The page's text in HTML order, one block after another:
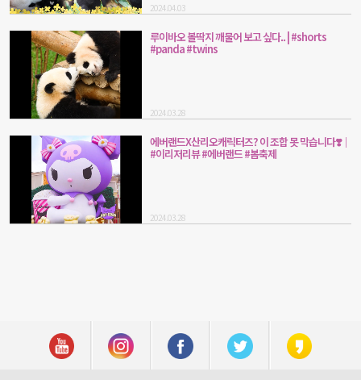
2024.04.03
루이바오 볼딱지 깨물어 보고 싶다.. | #shorts
#panda #twins
2024.03.28
에버랜드X산리오캐릭터즈? 이 조합 못 막습니다❣️｜
#이리저리뷰 #에버랜드 #봄축제
2024.03.28